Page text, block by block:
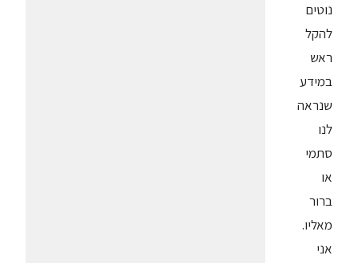
נוטים
להקל
ראש
במידע
שנראה
לנו
סתמי
או
ברור
מאליו.
אני